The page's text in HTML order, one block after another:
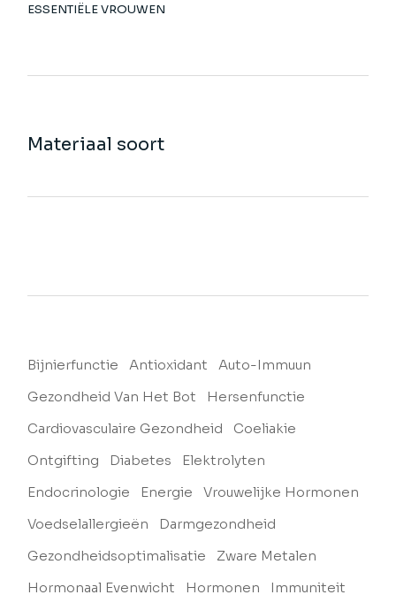
ESSENTIËLE VROUWEN
Materiaal soort
Bijnierfunctie Antioxidant
Auto-Immuun
Gezondheid Van Het Bot
Hersenfunctie
Cardiovasculaire Gezondheid
Coeliakie
Ontgifting
Diabetes
Elektrolyten
Endocrinologie
Energie
Vrouwelijke Hormonen
Voedselallergieën
Darmgezondheid
Gezondheidsoptimalisatie
Zware Metalen
Hormonaal Evenwicht
Hormonen
Immuniteit